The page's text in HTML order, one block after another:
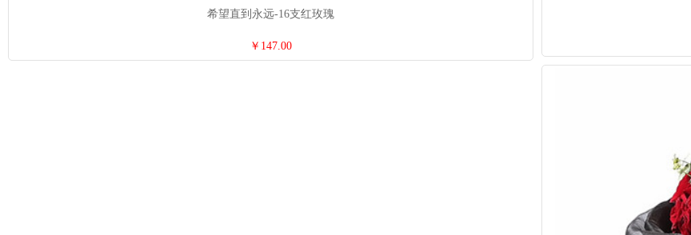
希望直到永远-16支红玫瑰
￥147.00